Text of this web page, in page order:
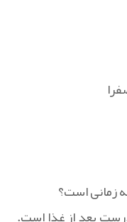
زمانی است؟